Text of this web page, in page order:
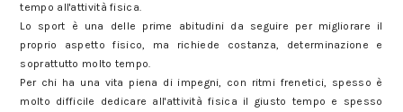
tempo all'attività fisica.
Lo sport è una delle prime abitudini da seguire per migliorare il
proprio aspetto fisico, ma richiede costanza, determinazione e
soprattutto molto tempo.
Per chi ha una vita piena di impegni, con ritmi frenetici, spesso è
molto difficile dedicare all'attività fisica il giusto tempo e spesso